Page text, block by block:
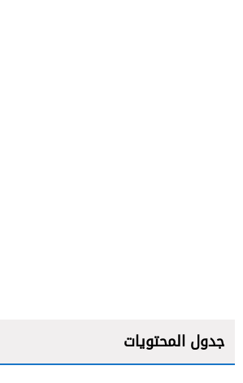
جدول المحتويات